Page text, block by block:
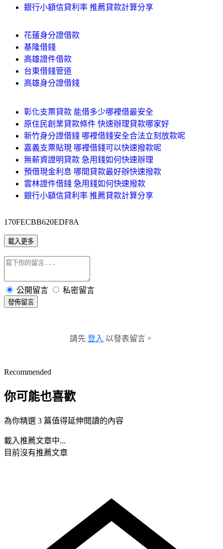
銀行小額信貸利率 推薦貸款計算分享
花蓮身分證借款
基隆借錢
高雄證件借款
台東借錢管道
高雄身分證借錢
彰化支票貸款 能借多少哪裡借最安全
原住民創業貸款條件 快速辦理貸款哪家好
新竹身分證借錢 哪裡借錢安全合法立刻放款呢
嘉義支票貼現 哪裡借錢可以快速撥款呢
無薪資證明貸款 急用錢如何快速辦理
預借現金利息 哪間貸款最好辦快速撥款
雲林證件借錢 急用錢如何快速撥款
銀行小額信貸利率 推薦貸款計算分享
170FECBB620EDF8A
載入更多
公開留言 私密留言
發佈留言
請先 登入 以發表留言。
Recommended
你可能也喜歡
為你精選 3 篇值得延伸閱讀的內容
載入推薦文章中...
目前沒有推薦文章